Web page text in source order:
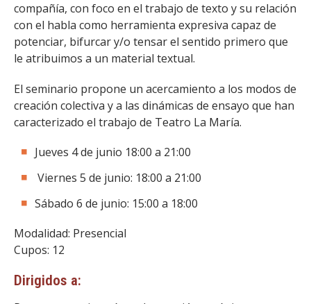
compañía, con foco en el trabajo de texto y su relación
con el habla como herramienta expresiva capaz de
potenciar, bifurcar y/o tensar el sentido primero que
le atribuimos a un material textual.
El seminario propone un acercamiento a los modos de
creación colectiva y a las dinámicas de ensayo que han
caracterizado el trabajo de Teatro La María.
Jueves 4 de junio 18:00 a 21:00
Viernes 5 de junio: 18:00 a 21:00
Sábado 6 de junio: 15:00 a 18:00
Modalidad: Presencial
Cupos: 12
Dirigidos a: